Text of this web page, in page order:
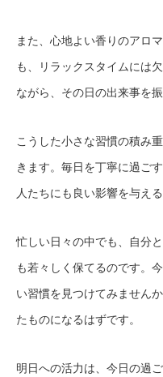
また、心地よい香りのアロ
も、リラックスタイムには
ながら、その日の出来事を振
こうした小さな習慣の積み
きます。毎日を丁寧に過ご
人たちにも良い影響を与え
忙しい日々の中でも、自分
も若々しく保てるのです。
い習慣を見つけてみません
たものになるはずです。
明日への活力は、今日の過